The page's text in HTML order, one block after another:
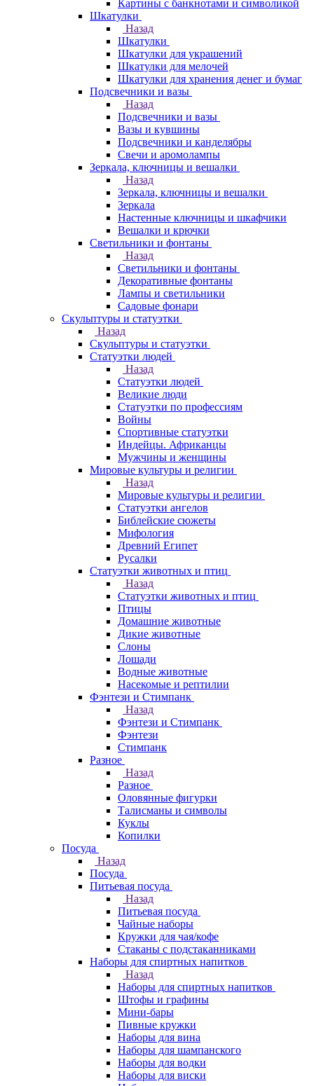
Картины с банкнотами и символикой
Шкатулки
Назад
Шкатулки
Шкатулки для украшений
Шкатулки для мелочей
Шкатулки для хранения денег и бумаг
Подсвечники и вазы
Назад
Подсвечники и вазы
Вазы и кувшины
Подсвечники и канделябры
Свечи и аромолампы
Зеркала, ключницы и вешалки
Назад
Зеркала, ключницы и вешалки
Зеркала
Настенные ключницы и шкафчики
Вешалки и крючки
Светильники и фонтаны
Назад
Светильники и фонтаны
Декоративные фонтаны
Лампы и светильники
Садовые фонари
Скульптуры и статуэтки
Назад
Скульптуры и статуэтки
Статуэтки людей
Назад
Статуэтки людей
Великие люди
Статуэтки по профессиям
Войны
Спортивные статуэтки
Индейцы. Африканцы
Мужчины и женщины
Мировые культуры и религии
Назад
Мировые культуры и религии
Статуэтки ангелов
Библейские сюжеты
Мифология
Древний Египет
Русалки
Статуэтки животных и птиц
Назад
Статуэтки животных и птиц
Птицы
Домашние животные
Дикие животные
Слоны
Лошади
Водные животные
Насекомые и рептилии
Фэнтези и Стимпанк
Назад
Фэнтези и Стимпанк
Фэнтези
Стимпанк
Разное
Назад
Разное
Оловянные фигурки
Талисманы и символы
Куклы
Копилки
Посуда
Назад
Посуда
Питьевая посуда
Назад
Питьевая посуда
Чайные наборы
Кружки для чая/кофе
Стаканы с подстаканниками
Наборы для спиртных напитков
Назад
Наборы для спиртных напитков
Штофы и графины
Мини-бары
Пивные кружки
Наборы для вина
Наборы для шампанского
Наборы для водки
Наборы для виски